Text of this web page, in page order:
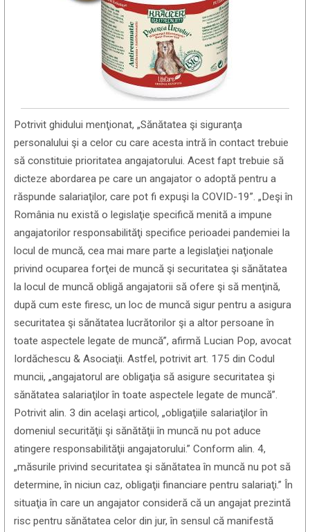
Potrivit ghidului menţionat, „Sănătatea şi siguranţa
personalului şi a celor cu care acesta intră în contact trebuie
să constituie prioritatea angajatorului. Acest fapt trebuie să
dicteze abordarea pe care un angajator o adoptă pentru a
răspunde salariaţilor, care pot fi expuşi la COVID-19”. „Deşi în
România nu există o legislaţie specifică menită a impune
angajatorilor responsabilităţi specifice perioadei pandemiei la
locul de muncă, cea mai mare parte a legislaţiei naţionale
privind ocuparea forţei de muncă şi securitatea şi sănătatea
la locul de muncă obligă angajatorii să ofere şi să menţină,
după cum este firesc, un loc de muncă sigur pentru a asigura
securitatea şi sănătatea lucrătorilor şi a altor persoane în
toate aspectele legate de muncă”, afirmă Lucian Pop, avocat
Iordăchescu & Asociaţii. Astfel, potrivit art. 175 din Codul
muncii, „angajatorul are obligaţia să asigure securitatea şi
sănătatea salariaţilor în toate aspectele legate de muncă”.
Potrivit alin. 3 din acelaşi articol, „obligaţiile salariaţilor în
domeniul securităţii şi sănătăţii în muncă nu pot aduce
atingere responsabilităţii angajatorului.” Conform alin. 4,
„măsurile privind securitatea şi sănătatea în muncă nu pot să
determine, în niciun caz, obligaţii financiare pentru salariaţi.” În
situaţia în care un angajator consideră că un angajat prezintă
risc pentru sănătatea celor din jur, în sensul că manifestă